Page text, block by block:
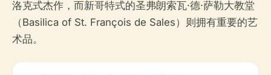
洛克式杰作，而新哥特式的圣弗朗索瓦·德·萨勒大教堂
（Basilica of St. François de Sales）则拥有重要的艺
术品。